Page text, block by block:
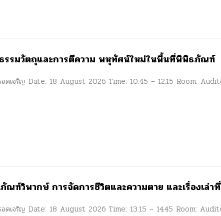
รรมวัตถุและการตีความ พหุทัศน์ใหม่ในพื้นที่พิพิธภัณฑ์
รอดเจริญ Date: 18 August 2026 Time: 10.45 – 12.15
ฑ์วิพากษ์ การจัดการชีวิตและความตาย และเรื่องเล่าที่
อดเจริญ Date: 18 August 2026 Time: 13.15 – 14.45 Room: